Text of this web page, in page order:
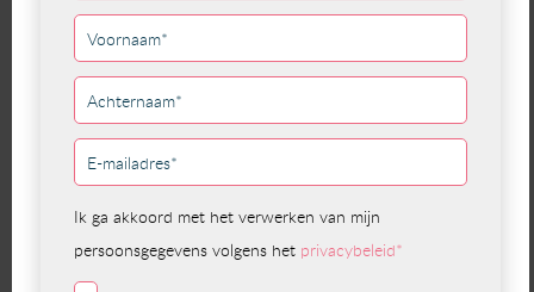
wij ervoor dat we cliënten met Parkinson met de
juiste kennis begeleiden en indien nodig kunnen
doorverwijzen naar de juiste specialisten.